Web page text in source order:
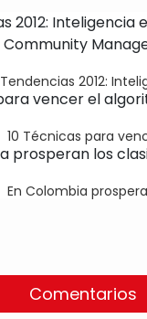
Tendencias 2012:
10 Técnicas para
En Colombia
Comentarios